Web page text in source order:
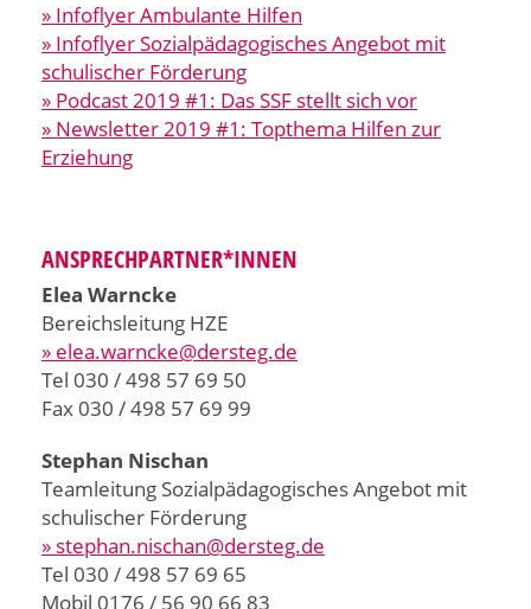
» Infoflyer Ambulante Hilfen
» Infoflyer Sozialpädagogisches Angebot mit
schulischer Förderung
» Podcast 2019 #1: Das SSF stellt sich vor
» Newsletter 2019 #1: Topthema Hilfen zur
Erziehung
ANSPRECHPARTNER*INNEN
Elea Warncke
Bereichsleitung HZE
» elea.warncke@dersteg.de
Tel 030 / 498 57 69 50
Fax 030 / 498 57 69 99
Stephan Nischan
Teamleitung Sozialpädagogisches Angebot mit
schulischer Förderung
» stephan.nischan@dersteg.de
Tel 030 / 498 57 69 65
Mobil 0176 / 56 90 66 83